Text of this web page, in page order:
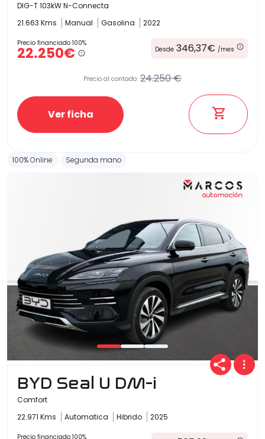
DIG-T 103kW N-Connecta
21.663 Kms
Manual Gasolina 2022
Precio financiado 100%
22.250€ Desde 346,37€ /mes
Precio al contado: 24.250 €
Ver ficha
100% Online Segunda mano
BYD Seal U DM-i
Comfort
22.971 Kms
Automatica Hibrido 2025
Precio financiado 100%